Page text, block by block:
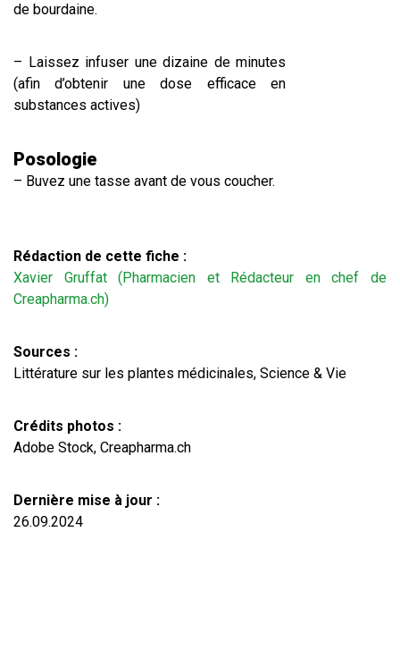
de bourdaine.
– Laissez infuser une dizaine de minutes
(afin d’obtenir une dose efficace en
substances actives)
Posologie
– Buvez une tasse avant de vous coucher.
Rédaction de cette fiche :
Xavier Gruffat (Pharmacien et Rédacteur en chef de
Creapharma.ch)
Sources :
Littérature sur les plantes médicinales, Science & Vie
Crédits photos :
Adobe Stock, Creapharma.ch
Dernière mise à jour :
26.09.2024